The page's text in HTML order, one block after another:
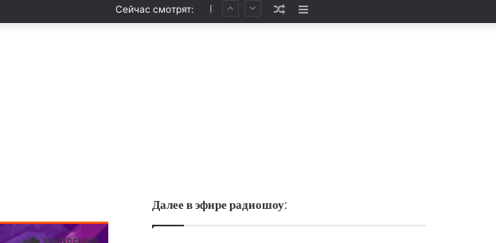
Сейчас смотрят: Случайная
Далее в эфире радиошоу: